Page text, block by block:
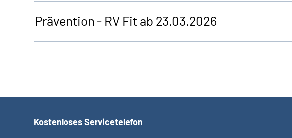
Prävention - RV Fit ab 23.03.2026
Kostenloses Servicetelefon